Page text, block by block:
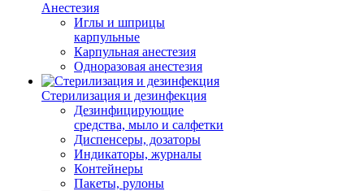
Анестезия
Иглы и шприцы
карпульные
Карпульная анестезия
Одноразовая анестезия
Стерилизация и дезинфекция
Дезинфицирующие
средства, мыло и салфетки
Диспенсеры, дозаторы
Индикаторы, журналы
Контейнеры
Пакеты, рулоны